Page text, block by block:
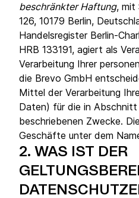
beschränkter Haftung, mit
126, 10179 Berlin,
Handelsregister Berlin-
HRB 133191, agiert als
Verarbeitung Ihrer
die Brevo GmbH
Mittel der Verarbeitung
Daten) für die in Abschnitt
beschriebenen Zwecke.
Geschäfte unter dem
2. WAS IST DER